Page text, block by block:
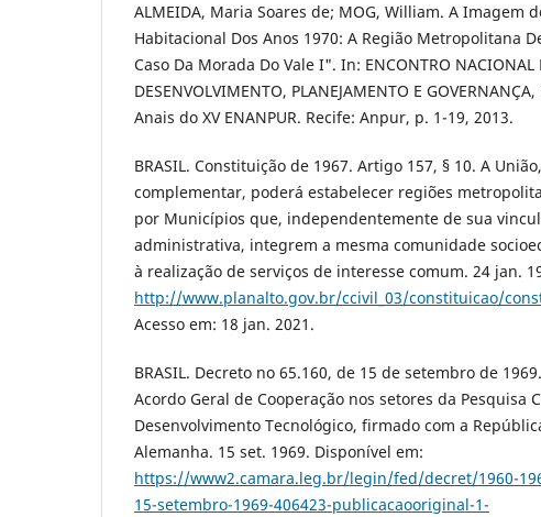
ALMEIDA, Maria Soares de; MOG, William. A Imagem
Habitacional Dos Anos 1970: A Região Metropolitana
Caso Da Morada Do Vale I". In: ENCONTRO NACIONAL
DESENVOLVIMENTO, PLANEJAMENTO E
Anais do XV ENANPUR. Recife: Anpur, p. 1-19, 2013.
BRASIL. Constituição de 1967. Artigo 157, § 10. A
complementar, poderá estabelecer regiões
por Municípios que, independentemente de sua
administrativa, integrem a mesma comunidade
à realização de serviços de interesse comum. 24 jan.
http://www.planalto.gov.br/ccivil_03/constituicao/
Acesso em: 18 jan. 2021.
BRASIL. Decreto no 65.160, de 15 de setembro de
Acordo Geral de Cooperação nos setores da Pesquisa
Desenvolvimento Tecnológico, firmado com a
Alemanha. 15 set. 1969. Disponível em:
https://www2.camara.leg.br/legin/fed/decret/1960-
15-setembro-1969-406423-publicacaooriginal-1-